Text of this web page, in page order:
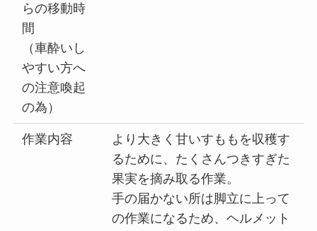
らの移動時
間
（車酔いし
やすい方へ
の注意喚起
の為）
作業内容
より大きく甘いすももを収穫す
るために、たくさんつきすぎた
果実を摘み取る作業。
手の届かない所は脚立に上って
の作業になるため、ヘルメット